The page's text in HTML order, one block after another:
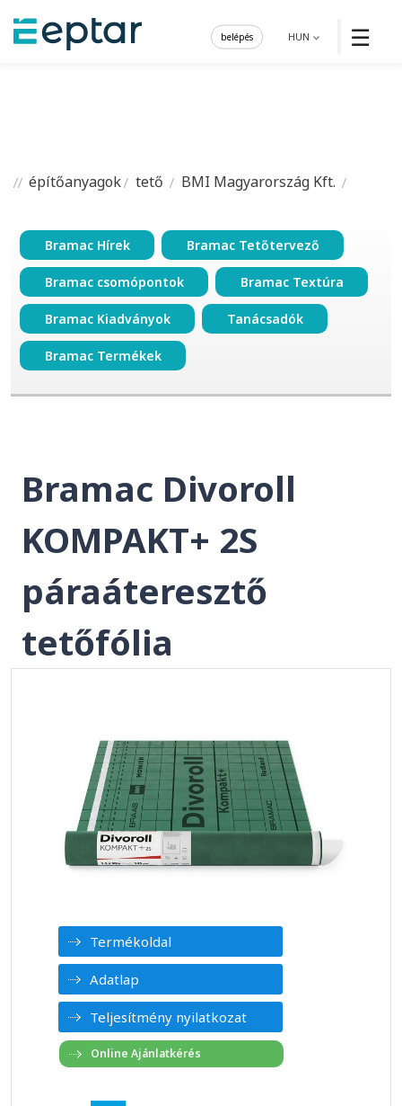
☰
HUN
belépés
építőanyagok tető BMI Magyarország Kft.
Bramac Hírek Bramac Tetőtervező
Bramac csomópontok Bramac Textúra
Bramac Kiadványok Tanácsadók
Bramac Termékek
Bramac Divoroll
KOMPAKT+ 2S
páraáteresztő
tetőfólia
Termékoldal
Adatlap
Teljesítmény nyilatkozat